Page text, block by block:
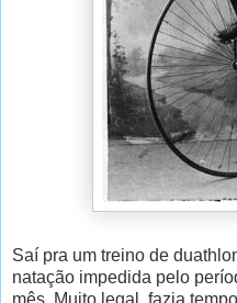
Saí pra um treino de
natação impedida pelo
mês. Muito legal, fazia